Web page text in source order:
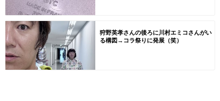
狩野英孝さんの後ろに川村エミコさんがい
る構図→コラ祭りに発展（笑）